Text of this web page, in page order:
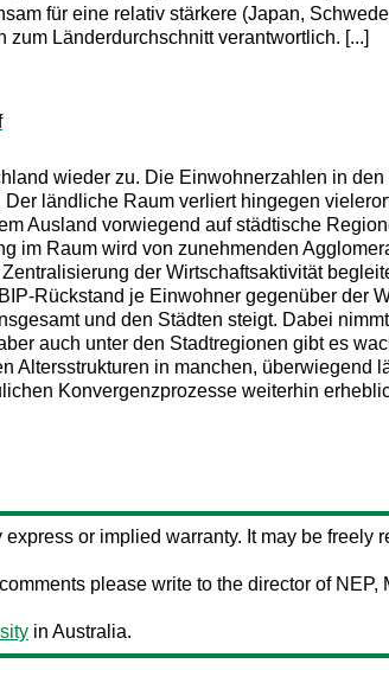
für eine relativ stärkere (Japan,
Länderdurchschnitt verantwortlich. [...]
wieder zu. Die Einwohnerzahlen in
ländliche Raum verliert hingegen
Ausland vorwiegend auf städtische
im Raum wird von zunehmenden
der Wirtschaftsaktivität
Rückstand je Einwohner gegenüber der
und den Städten steigt. Dabei
auch unter den Stadtregionen gibt es
Altersstrukturen in manchen, überwiegend
Konvergenzprozesse weiterhin
or implied warranty. It may be
please write to the director of NEP,
in Australia.